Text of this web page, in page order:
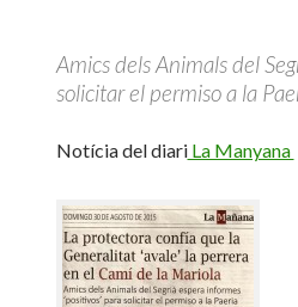
Amics dels Animals del
solicitar el permiso a la
Notícia del diariLa Manyana